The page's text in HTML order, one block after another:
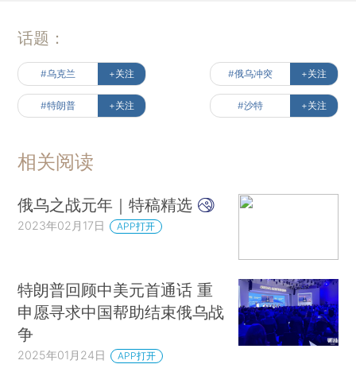
话题：
#乌克兰 +关注 #俄乌冲突 +关注
#特朗普 +关注 #沙特 +关注
相关阅读
俄乌之战元年｜特稿精选
2023年02月17日 APP打开
特朗普回顾中美元首通话 重
申愿寻求中国帮助结束俄乌战
争
2025年01月24日 APP打开